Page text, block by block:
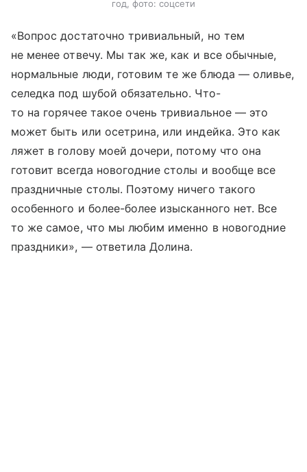
год, фото: соцсети
«Вопрос достаточно тривиальный, но тем
не менее отвечу. Мы так же, как и все обычные,
нормальные люди, готовим те же блюда — оливье,
селедка под шубой обязательно. Что-
то на горячее такое очень тривиальное — это
может быть или осетрина, или индейка. Это как
ляжет в голову моей дочери, потому что она
готовит всегда новогодние столы и вообще все
праздничные столы. Поэтому ничего такого
особенного и более-более изысканного нет. Все
то же самое, что мы любим именно в новогодние
праздники», — ответила Долина.